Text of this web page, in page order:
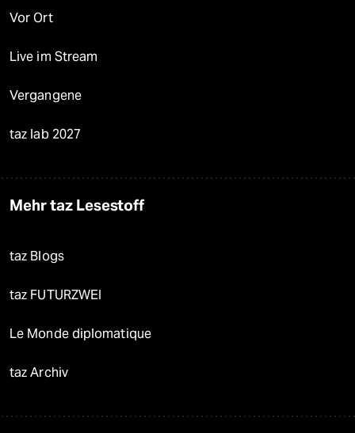
Vor Ort
Live im Stream
Vergangene
taz lab 2027
Mehr taz Lesestoff
taz Blogs
taz FUTURZWEI
Le Monde diplomatique
taz Archiv